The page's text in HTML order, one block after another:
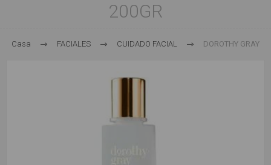
200GR
Casa FACIALES CUIDADO FACIAL DOROTHY GRAY